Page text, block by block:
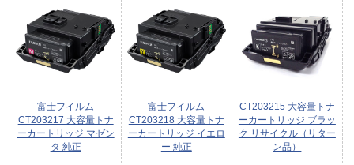
富士フイルム
CT203217 大容量トナ
ーカートリッジ マゼン
タ 純正
富士フイルム
CT203218 大容量トナ
ーカートリッジ イエロ
ー 純正
CT203215 大容量トナ
ーカートリッジ ブラッ
ク リサイクル（リター
ン品）